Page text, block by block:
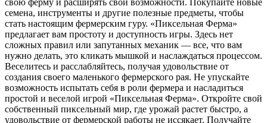
свою ферму и расширять свои возможности. Покупайте новые
семена, инструменты и другие полезные предметы, чтобы
стать настоящим фермерским гуру. «Пиксельная Ферма»
предлагает вам простоту и доступность игры. Здесь нет
сложных правил или запутанных механик — все, что вам
нужно делать, это кликать мышкой и наслаждаться процессом.
Веселитесь и расслабляйтесь, получая удовольствие от
создания своего маленького фермерского рая. Не упускайте
возможность испытать себя в роли фермера и насладиться
простой и веселой игрой «Пиксельная Ферма». Откройте свой
собственный пиксельный мир, где урожай растет быстро, а
удовольствие от фермерской работы не иссякает. Получайте